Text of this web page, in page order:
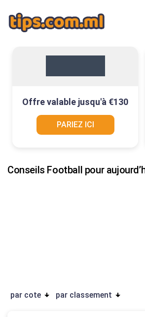
Conseils Football pour
par cote par classement
Offre valable jusqu'à €130
PARIEZ ICI